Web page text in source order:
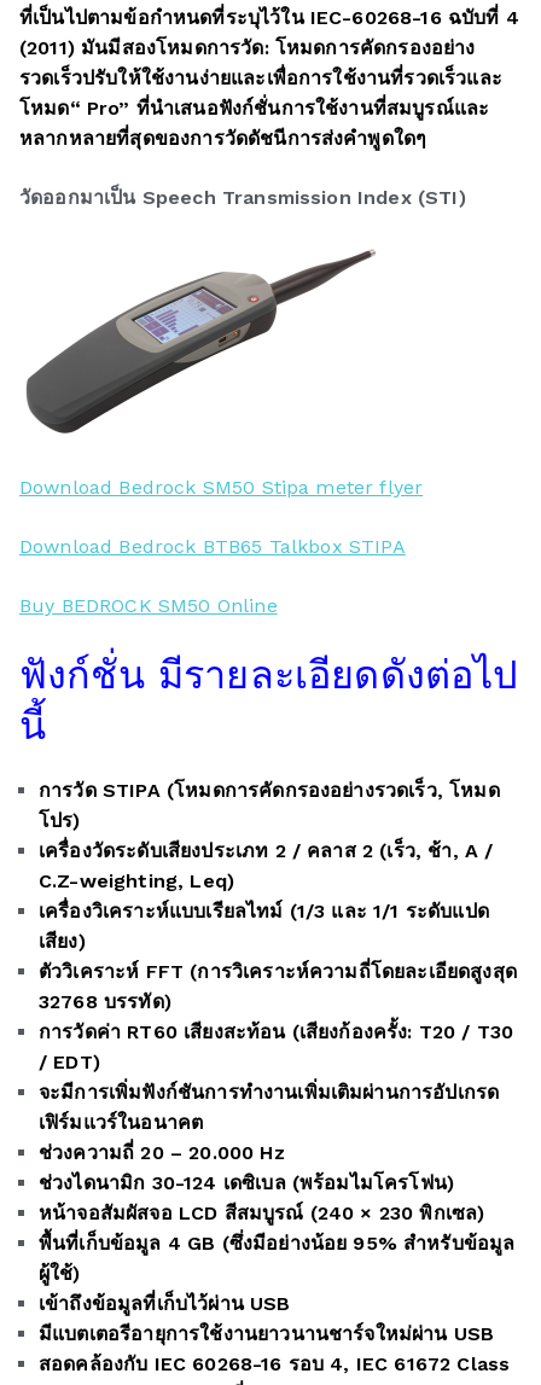
ที่เป็นไปตามข้อกำหนดที่ระบุไว้ใน IEC-60268-16 ฉบับที่ 4
(2011) มันมีสองโหมดการวัด: โหมดการคัดกรองอย่าง
รวดเร็วปรับให้ใช้งานง่ายและเพื่อการใช้งานที่รวดเร็วและ
โหมด“ Pro” ที่นำเสนอฟังก์ชั่นการใช้งานที่สมบูรณ์และ
หลากหลายที่สุดของการวัดดัชนีการส่งคำพูดใดๆ
วัดออกมาเป็น Speech Transmission Index (STI)
Download Bedrock SM50 Stipa meter flyer
Download Bedrock BTB65 Talkbox STIPA
Buy BEDROCK SM50 Online
ฟังก์ชั่น มีรายละเอียดดังต่อไป
นี้
การวัด STIPA (โหมดการคัดกรองอย่างรวดเร็ว, โหมด
โปร)
เครื่องวัดระดับเสียงประเภท 2 / คลาส 2 (เร็ว, ช้า, A /
C.Z-weighting, Leq)
เครื่องวิเคราะห์แบบเรียลไทม์ (1/3 และ 1/1 ระดับแปด
เสียง)
ตัววิเคราะห์ FFT (การวิเคราะห์ความถี่โดยละเอียดสูงสุด
32768 บรรทัด)
การวัดค่า RT60 เสียงสะท้อน (เสียงก้องครั้ง: T20 / T30
/ EDT)
จะมีการเพิ่มฟังก์ชันการทำงานเพิ่มเติมผ่านการอัปเกรด
เฟิร์มแวร์ในอนาคต
ช่วงความถี่ 20 – 20.000 Hz
ช่วงไดนามิก 30-124 เดซิเบล (พร้อมไมโครโฟน)
หน้าจอสัมผัสจอ LCD สีสมบูรณ์ (240 × 230 พิกเซล)
พื้นที่เก็บข้อมูล 4 GB (ซึ่งมีอย่างน้อย 95% สำหรับข้อมูล
ผู้ใช้)
เข้าถึงข้อมูลที่เก็บไว้ผ่าน USB
มีแบตเตอรีอายุการใช้งานยาวนานชาร์จใหม่ผ่าน USB
สอดคล้องกับ IEC 60268-16 รอบ 4, IEC 61672 Class